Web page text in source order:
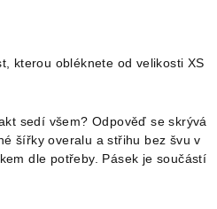
kterou obléknete od velikosti XS
sedí všem? Odpověď se skrývá
šířky overalu a střihu bez švu v
dle potřeby. Pásek je součástí